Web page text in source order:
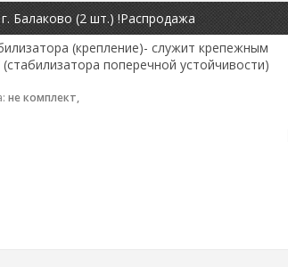
Балаково (2 шт.) !Распродажа
(крепление)- служит крепежным
поперечной устойчивости)
не комплект,